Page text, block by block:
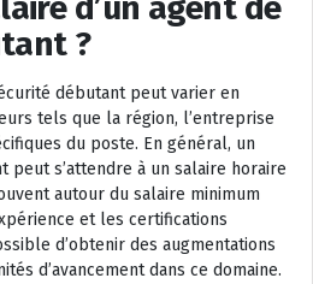
d’un agent de
?
débutant peut varier en
tels que la région, l’entreprise
du poste. En général, un
peut s’attendre à un salaire horaire
autour du salaire minimum
et les certifications
d’obtenir des augmentations
d’avancement dans ce domaine.